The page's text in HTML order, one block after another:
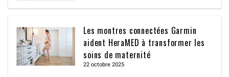
Les montres connectées Garmin
aident HeraMED à transformer les
soins de maternité
22 octobre 2025